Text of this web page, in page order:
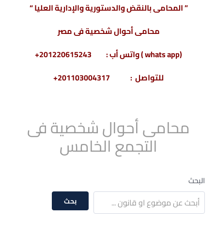
” المحامى بالنقض والدستورية والإدارية العليا “
محامى أحوال شخصية فى مصر
(whats app ) واتس أب : 201220615243+
للتواصل : 201103004317+
محامى أحوال شخصية فى
التجمع الخامس
البحث
بحث